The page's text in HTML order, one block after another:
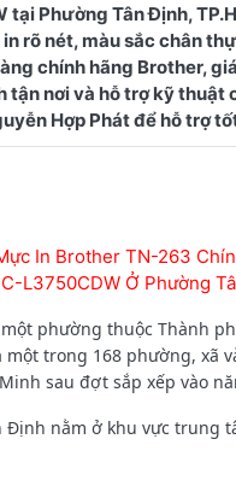
tại Phường Tân Định,
rõ nét, màu sắc chân
chính hãng Brother,
tận nơi và hỗ trợ kỹ thuật
In Brother TN-263
L3750CDW Ở Phường
phường thuộc Thành
một trong 168 phường, xã
sau đợt sắp xếp vào
Định nằm ở khu vực trung